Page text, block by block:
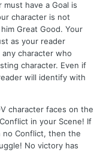
have a Goal is
character is not
Great Good. Your
as your reader
character who
character. Even if
will identify with
character faces on the
in your Scene! If
no Conflict, then the
No victory has